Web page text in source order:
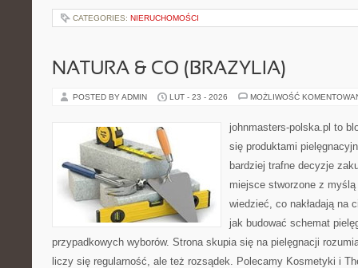
CATEGORIES: NIERUCHOMOŚCI
NATURA & CO (BRAZYLIA)
POSTED BY ADMIN LUT - 23 - 2026 MOŻLIWOŚĆ
johnmasters-polska.pl to
się produktami
bardziej trafne decyzje
miejsce stworzone z
wiedzieć, co nakładają na
jak budować schemat
przypadkowych wyborów. Strona skupia się na pielęgnacji
liczy się regularność, ale też rozsądek. Polecamy Kosmetyki i